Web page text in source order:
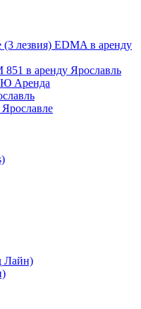
лезвия) EDMA в аренду
в аренду Ярославль
Аренда
Лайн)